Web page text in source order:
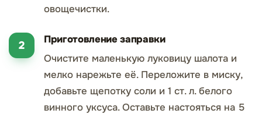
овощечистки.
Приготовление заправки
Очистите маленькую луковицу шалота и
мелко нарежьте её. Переложите в миску,
добавьте щепотку соли и 1 ст. л. белого
винного уксуса. Оставьте настояться на 5